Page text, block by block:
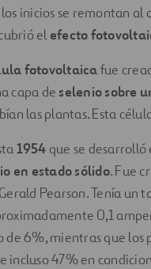
los inicios se remontan al
el efecto
fotovoltaicafue
capa deselenio sobre
las plantas. Esta
1954 que se
en estado sólido. Fue
Pearson. Tenía un
0,1
de 6%, mientras que
incluso 47% en